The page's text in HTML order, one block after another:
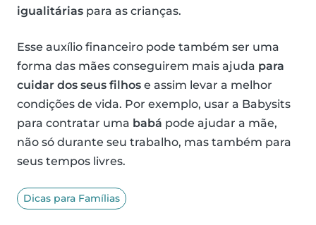
igualitárias para as crianças.
Esse auxílio financeiro pode também ser uma
forma das mães conseguirem mais ajuda para
cuidar dos seus filhos e assim levar a melhor
condições de vida. Por exemplo, usar a Babysits
para contratar uma babá pode ajudar a mãe,
não só durante seu trabalho, mas também para
seus tempos livres.
Dicas para Famílias